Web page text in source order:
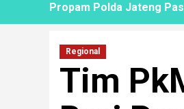
Propam Polda Jateng
Regional
Tim